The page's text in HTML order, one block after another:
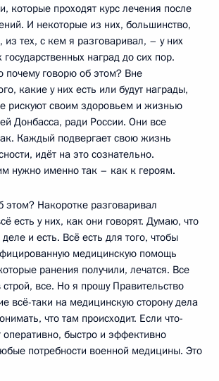
которые проходят курс лечения после
И некоторые из них, большинство,
из тех, с кем я разговаривал, – у них
наград до сих пор.
почему говорю об этом? Вне
какие у них есть или будут награды,
рискуют своим здоровьем и жизнью
Донбасса, ради России. Они все
Каждый подвергает свою жизнь
идёт на это сознательно.
нужно именно так – как к героям.
этом? Накоротке разговаривал
есть у них, как они говорят. Думаю, что
и есть. Всё есть для того, чтобы
медицинскую помощь
ранения получили, лечатся. Все
строй, все. Но я прошу Правительство
всё-таки на медицинскую сторону дела
что там происходит. Если что-
оперативно, быстро и эффективно
потребности военной медицины. Это